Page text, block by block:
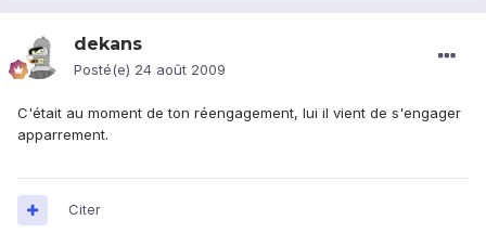
dekans
Posté(e) 24 août 2009
C'était au moment de ton réengagement, lui il vient de s'engager
apparrement.
Citer